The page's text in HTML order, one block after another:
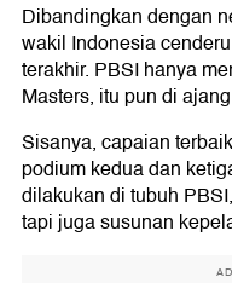
Dibandingkan dengan
wakil Indonesia
terakhir. PBSI hanya
Masters, itu pun di
Sisanya, capaian
podium kedua dan
dilakukan di tubuh
tapi juga susunan